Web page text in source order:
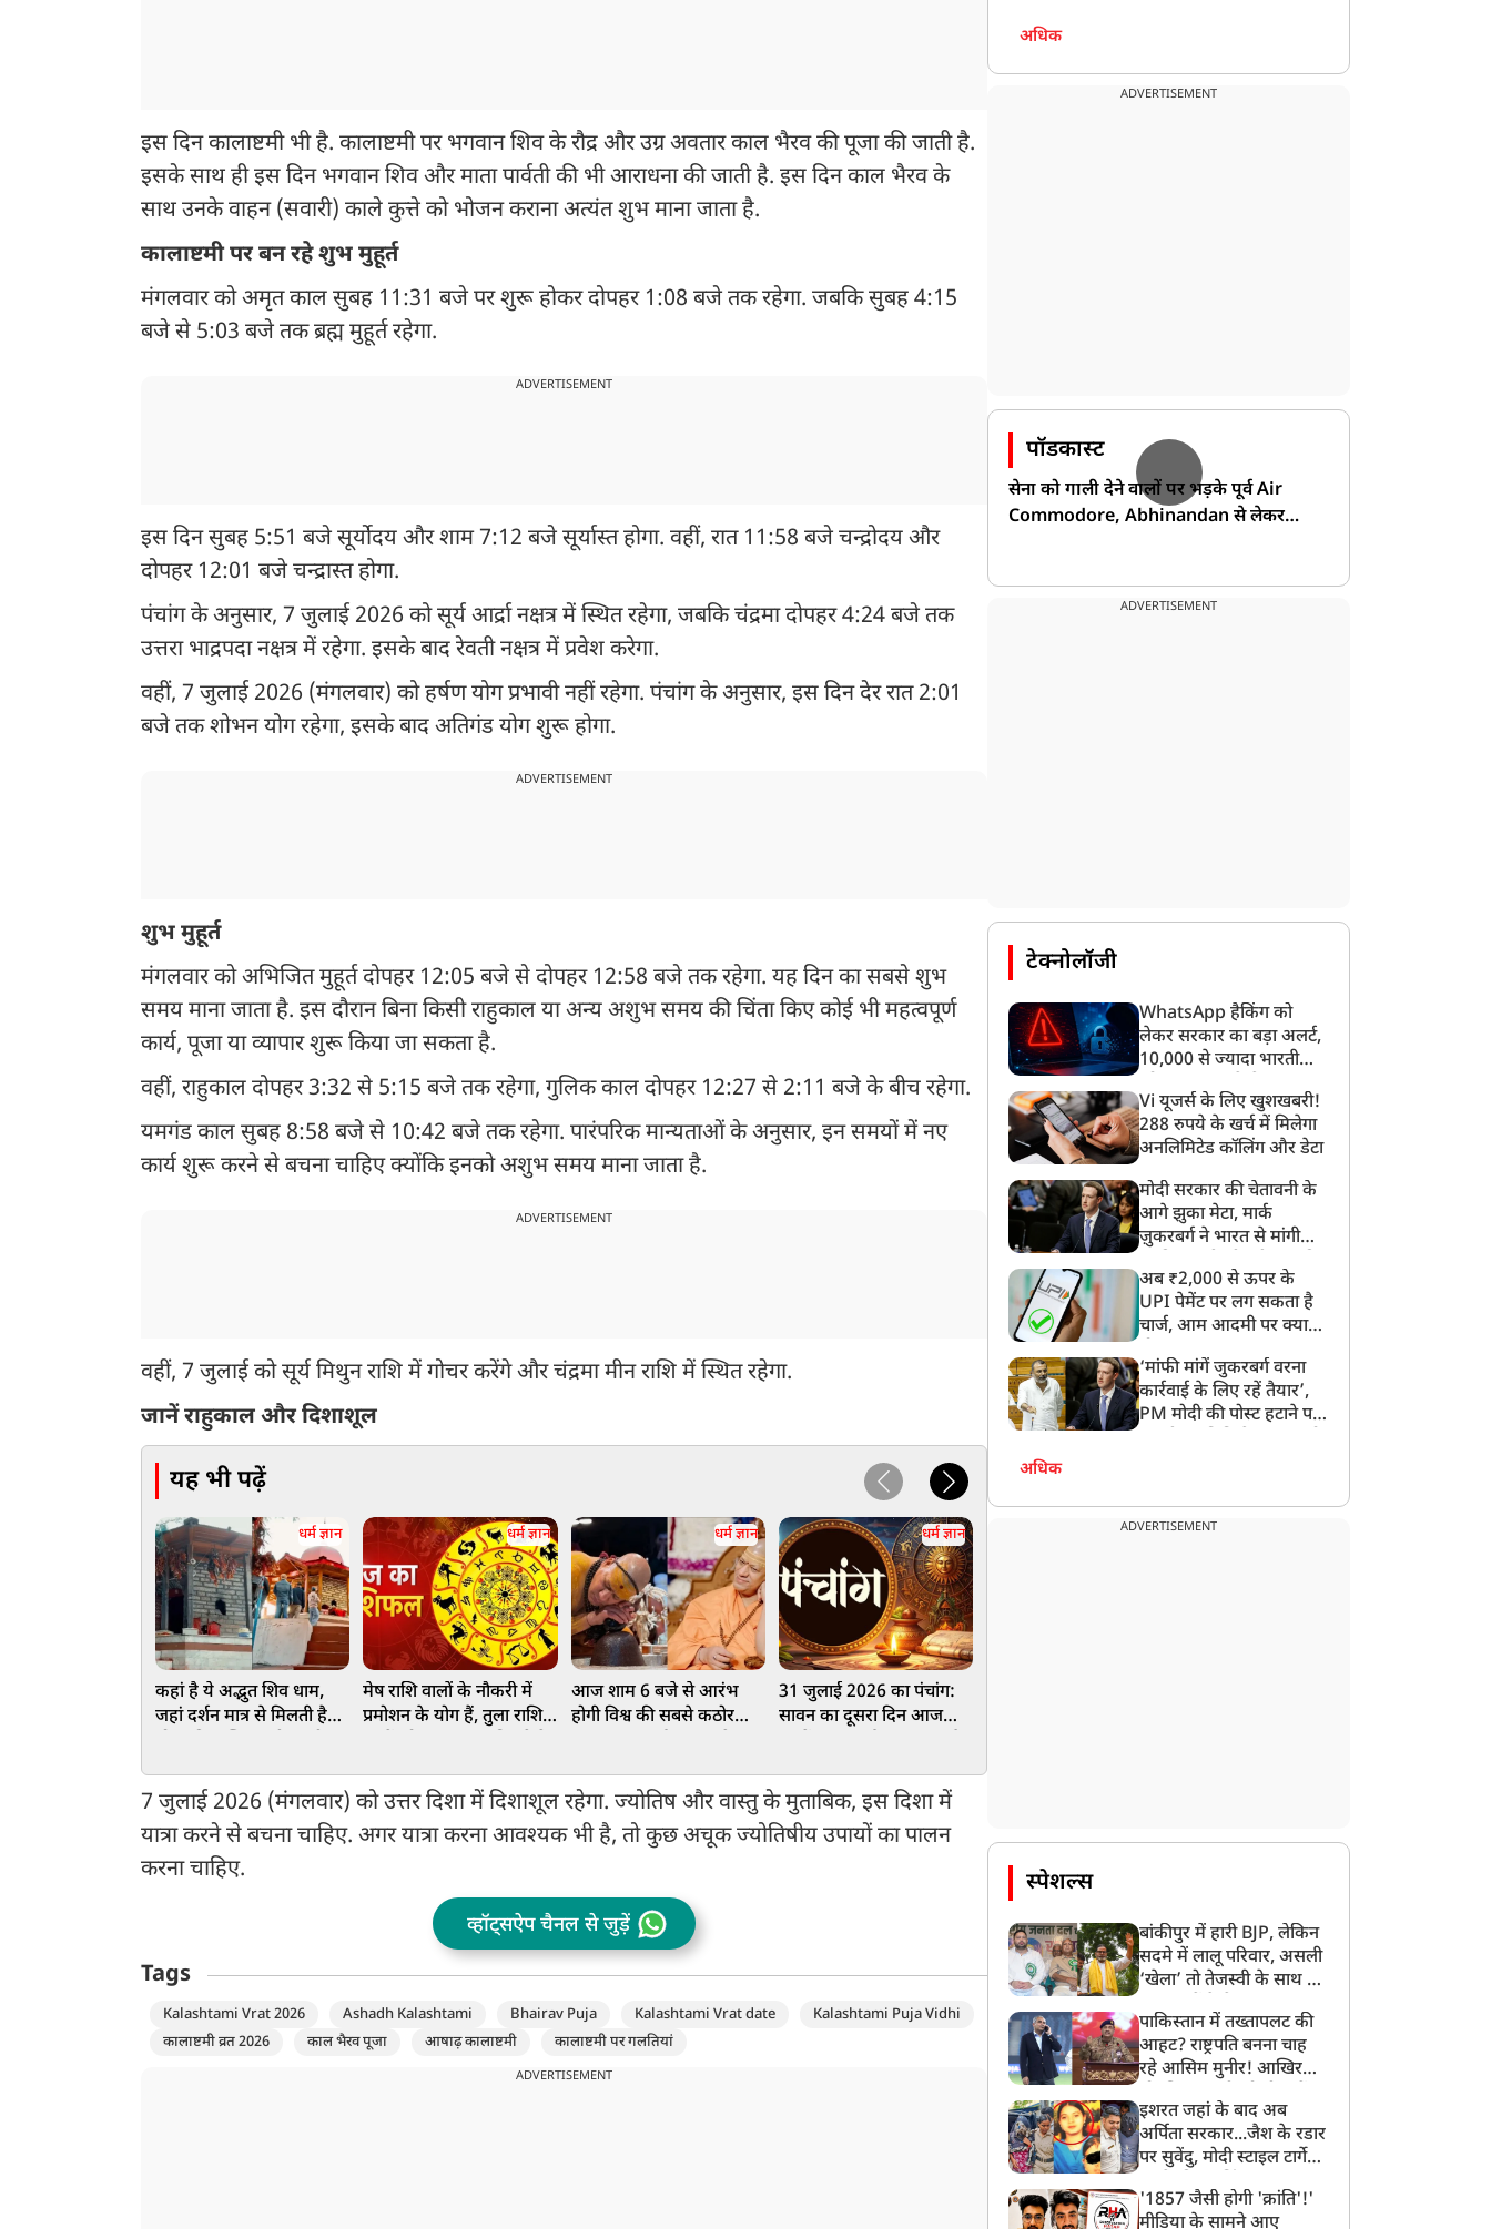
इस दिन कालाष्टमी भी है. कालाष्टमी पर भगवान शिव के रौद्र और उग्र अवतार काल भैरव की पूजा की जाती है.
इसके साथ ही इस दिन भगवान शिव और माता पार्वती की भी आराधना की जाती है. इस दिन काल भैरव के
साथ उनके वाहन (सवारी) काले कुत्ते को भोजन कराना अत्यंत शुभ माना जाता है.
कालाष्टमी पर बन रहे शुभ मुहूर्त
मंगलवार को अमृत काल सुबह 11:31 बजे पर शुरू होकर दोपहर 1:08 बजे तक रहेगा. जबकि सुबह 4:15
बजे से 5:03 बजे तक ब्रह्म मुहूर्त रहेगा.
ADVERTISEMENT
इस दिन सुबह 5:51 बजे सूर्योदय और शाम 7:12 बजे सूर्यास्त होगा. वहीं, रात 11:58 बजे चन्द्रोदय और
दोपहर 12:01 बजे चन्द्रास्त होगा.
पंचांग के अनुसार, 7 जुलाई 2026 को सूर्य आर्द्रा नक्षत्र में स्थित रहेगा, जबकि चंद्रमा दोपहर 4:24 बजे तक
उत्तरा भाद्रपदा नक्षत्र में रहेगा. इसके बाद रेवती नक्षत्र में प्रवेश करेगा.
वहीं, 7 जुलाई 2026 (मंगलवार) को हर्षण योग प्रभावी नहीं रहेगा. पंचांग के अनुसार, इस दिन देर रात 2:01
बजे तक शोभन योग रहेगा, इसके बाद अतिगंड योग शुरू होगा.
ADVERTISEMENT
शुभ मुहूर्त
मंगलवार को अभिजित मुहूर्त दोपहर 12:05 बजे से दोपहर 12:58 बजे तक रहेगा. यह दिन का सबसे शुभ
समय माना जाता है. इस दौरान बिना किसी राहुकाल या अन्य अशुभ समय की चिंता किए कोई भी महत्वपूर्ण
कार्य, पूजा या व्यापार शुरू किया जा सकता है.
वहीं, राहुकाल दोपहर 3:32 से 5:15 बजे तक रहेगा, गुलिक काल दोपहर 12:27 से 2:11 बजे के बीच रहेगा.
यमगंड काल सुबह 8:58 बजे से 10:42 बजे तक रहेगा. पारंपरिक मान्यताओं के अनुसार, इन समयों में नए
कार्य शुरू करने से बचना चाहिए क्योंकि इनको अशुभ समय माना जाता है.
ADVERTISEMENT
वहीं, 7 जुलाई को सूर्य मिथुन राशि में गोचर करेंगे और चंद्रमा मीन राशि में स्थित रहेगा.
जानें राहुकाल और दिशाशूल
यह भी पढ़ें
धर्म ज्ञान
कहां है ये अद्भुत शिव धाम,
जहां दर्शन मात्र से मिलती है
धर्म ज्ञान
मेष राशि वालों के नौकरी में
प्रमोशन के योग हैं, तुला राशि
कैसा रहेगा
धर्म ज्ञान
आज शाम 6 बजे से आरंभ
होगी विश्व की सबसे कठोर
महाराज लेंगे मौन व्रत
धर्म ज्ञान
31 जुलाई 2026 का पंचांग:
सावन का दूसरा दिन आज
धर्म ज्ञान
जानें अमृत काल का समय
7 जुलाई 2026 (मंगलवार) को उत्तर दिशा में दिशाशूल रहेगा. ज्योतिष और वास्तु के मुताबिक, इस दिशा में
यात्रा करने से बचना चाहिए. अगर यात्रा करना आवश्यक भी है, तो कुछ अचूक ज्योतिषीय उपायों का पालन
करना चाहिए.
व्हॉट्सऐप चैनल से जुड़ें
Tags
Kalashtami Vrat 2026 Ashadh Kalashtami Bhairav Puja Kalashtami Vrat date
Kalashtami Puja Vidhi
कालाष्टमी व्रत 2026
काल भैरव पूजा आषाढ़ कालाष्टमी कालाष्टमी पर गलतियां
ADVERTISEMENT
अधिक
ADVERTISEMENT
पॉडकास्ट
सेना को गाली देने वालों पर भड़के पूर्व Air
Commodore, Abhinandan से लेकर
ADVERTISEMENT
टेक्नोलॉजी
WhatsApp हैकिंग को
लेकर सरकार का बड़ा अलर्ट,
10,000 से ज्यादा भारतीयों
गया
Vi यूजर्स के लिए खुशखबरी!
288 रुपये के खर्च में मिलेगा
अनलिमिटेड कॉलिंग और डेटा
मोदी सरकार की चेतावनी के
आगे झुका मेटा, मार्क
ज़ुकरबर्ग ने भारत से मांगी
अब ₹2,000 से ऊपर के
UPI पेमेंट पर लग सकता है
चार्ज, आम आदमी पर क्या
‘मांफी मांगें जुकरबर्ग वरना
कार्रवाई के लिए रहें तैयार’,
PM मोदी की पोस्ट हटाने पर
अधिक
ADVERTISEMENT
स्पेशल्स
बांकीपुर में हारी BJP, लेकिन
सदमे में लालू परिवार, असली
‘खेला’ तो तेजस्वी के साथ हो
पाकिस्तान में तख्तापलट की
आहट? राष्ट्रपति बनना चाह
रहे आसिम मुनीर! आखिर
बनाया मोहरा?
इशरत जहां के बाद अब
अर्पिता सरकार...जैश के रडार
पर सुवेंदु, मोदी स्टाइल टार्गेट
बड़ा एक्शन!
'1857 जैसी होगी 'क्रांति'!'
मीडिया के सामने आए